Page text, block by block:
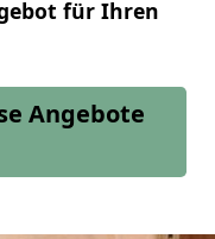
für Ihren
Angebote